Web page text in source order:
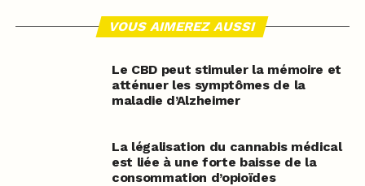
VOUS AIMEREZ AUSSI
Le CBD peut stimuler la mémoire et
atténuer les symptômes de la
maladie d’Alzheimer
La légalisation du cannabis médical
est liée à une forte baisse de la
consommation d’opioïdes